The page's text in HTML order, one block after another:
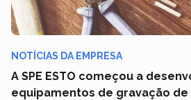
NOTÍCIAS DA EMPRESA
A SPE ESTO começou a
equipamentos de gravação